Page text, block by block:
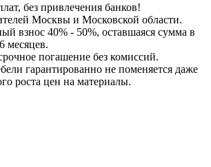
без привлечения банков!
Москвы и Московской области.
взнос 40% - 50%, оставшаяся сумма в
месяцев.
погашение без комиссий.
гарантированно не поменяется даже
роста цен на материалы.